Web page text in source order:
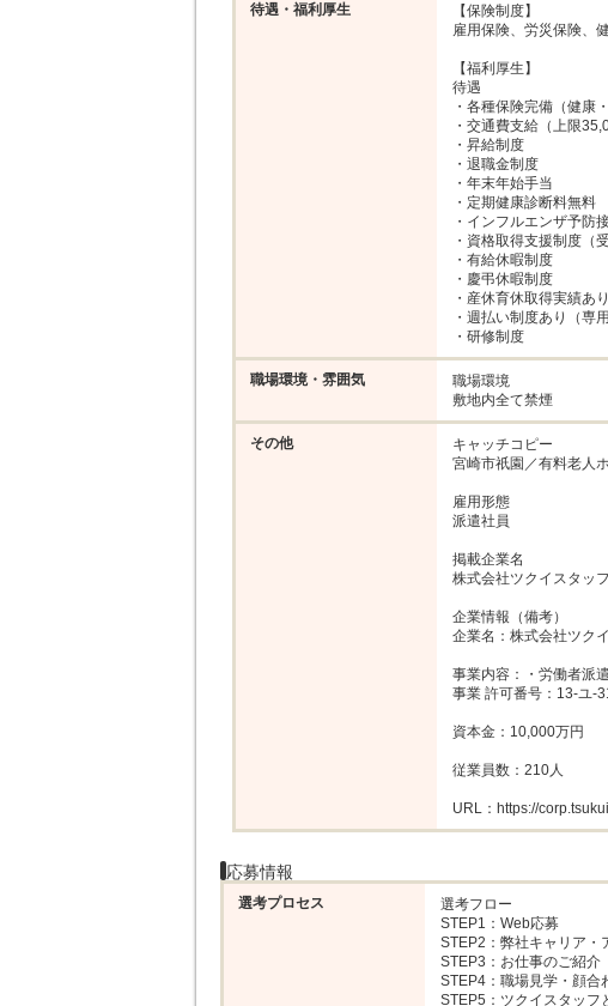
待遇・福利厚生
【保険制度】
雇用保険、労災保険、
【福利厚生】
待遇
・各種保険完備（健康
・交通費支給（上限
・昇給制度
・退職金制度
・年末年始手当
・定期健康診断料無料
・インフルエンザ予防
・資格取得支援制度（
・有給休暇制度
・慶弔休暇制度
・産休育休取得実績あり
・週払い制度あり（専
・研修制度
職場環境・雰囲気
職場環境
敷地内全て禁煙
その他
キャッチコピー
宮崎市祇園／有料老人
雇用形態
派遣社員
掲載企業名
株式会社ツクイスタッ
企業情報（備考）
企業名：株式会社ツク
事業内容：・労働者派
事業 許可番号：13-ユ-
資本金：10,000万円
従業員数：210人
URL：https://
応募情報
選考プロセス
選考フロー
STEP1：Web応募
STEP2：弊社キャリア・
STEP3：お仕事のご紹介
STEP4：職場見学・顔合
STEP5：ツクイスタッフ